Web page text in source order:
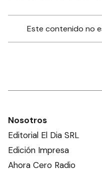
Este contenido no
Nosotros
Editorial El Dia SRL
Edición Impresa
Ahora Cero Radio